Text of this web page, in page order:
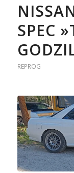
SPEC
REPROG